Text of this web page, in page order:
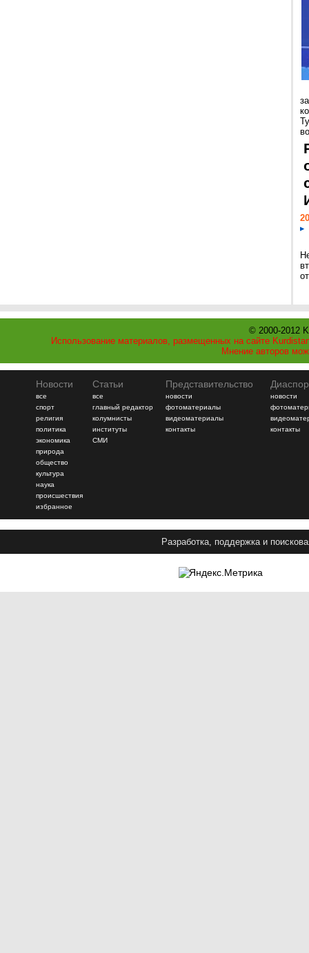
© 2000-2012
Использование материалов, размещенных на сайте
Мнение авторов
Новости
все
спорт
религия
политика
экономика
природа
общество
культура
наука
происшествия
избранное
Статьи
все
главный редактор
колумнисты
институты
СМИ
Представительство
новости
фотоматериалы
видеоматериалы
контакты
новости
контакты
Разработка, поддержка и